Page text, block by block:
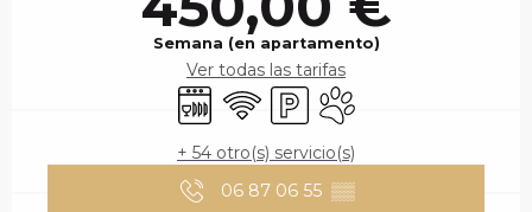
Semana (en apartamento)
Ver todas las tarifas
Lavavajillas
Wifi Aparcamiento
Se aceptan animales
+ 54 otro(s) servicio(s)
06 87 06 55 ▒▒